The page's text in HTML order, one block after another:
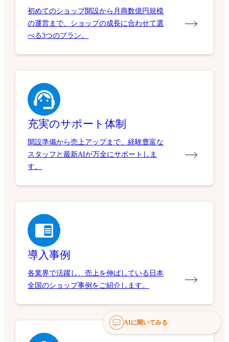
初めてのショップ開設から月商数億円規模
の運営まで、ショップの成長に合わせて選
べる3つのプラン。
充実のサポート体制
開設準備から売上アップまで、経験豊富な
スタッフと最新AIが万全にサポートしま
す。
導入事例
各業界で活躍し、売上を伸ばしている日本
全国のショップ事例をご紹介します。
AIに聞いてみる